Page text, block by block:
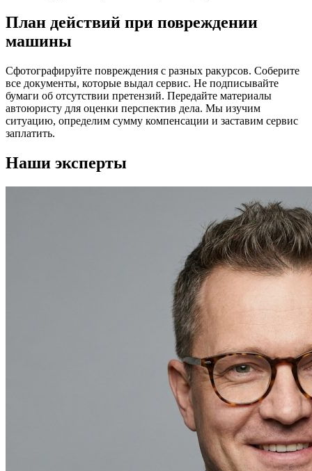
План действий при повреждении
машины
Сфотографируйте повреждения с разных ракурсов. Соберите
все документы, которые выдал сервис. Не подписывайте
бумаги об отсутствии претензий. Передайте материалы
автоюристу для оценки перспектив дела. Мы изучим
ситуацию, определим сумму компенсации и заставим сервис
заплатить.
Наши эксперты